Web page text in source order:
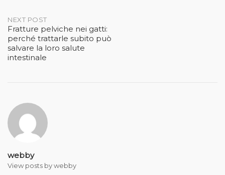
NEXT POST
Fratture pelviche nei gatti:
perché trattarle subito può
salvare la loro salute
intestinale
webby
View posts by webby